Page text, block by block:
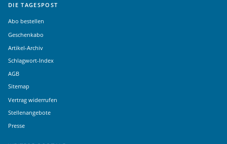
DIE TAGESPOST
Abo bestellen
Geschenkabo
Artikel-Archiv
Schlagwort-Index
AGB
Sitemap
Vertrag widerrufen
Stellenangebote
Presse